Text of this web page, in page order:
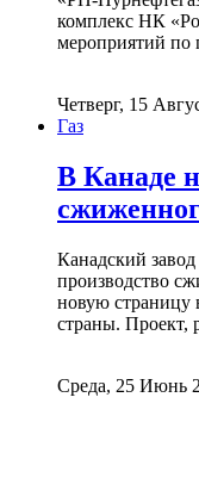
комплекс НК
мероприятий по
Четверг, 15
Газ
В Канаде
Канадский
производство
новую страницу
страны. Проект,
Среда, 25 Июнь